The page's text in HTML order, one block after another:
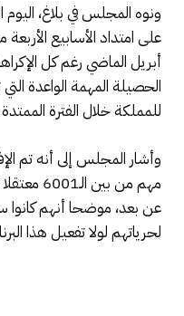
ونوه المجلس في بلاغ، اليوم
أبريل الماضي رغم كل
الحصيلة المهمة الواعدة
للمملكة خلال الفترة الممتدة من 18 إلى 22 ماي
وأشار المجلس إلى أنه تم
مهم من
عن بعد، موضحا أنهم كانوا
لحرياتهم لولا تفعيل هذا